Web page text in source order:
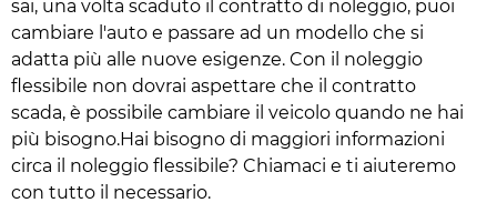
sai, una volta scaduto il contratto di noleggio, puoi
cambiare l'auto e passare ad un modello che si
adatta più alle nuove esigenze. Con il noleggio
flessibile non dovrai aspettare che il contratto
scada, è possibile cambiare il veicolo quando ne hai
più bisogno.Hai bisogno di maggiori informazioni
circa il noleggio flessibile? Chiamaci e ti aiuteremo
con tutto il necessario.